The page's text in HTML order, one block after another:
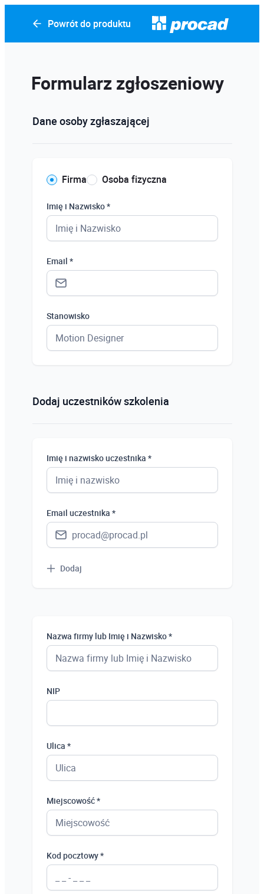
Powrót do produktu
Formularz zgłoszeniowy
Dane osoby zgłaszającej
Firma Osoba fizyczna
Imię i Nazwisko *
Email *
Stanowisko
Dodaj uczestników szkolenia
Imię i nazwisko uczestnika *
Email uczestnika *
Dodaj
Nazwa firmy lub Imię i Nazwisko *
NIP
Ulica *
Miejscowość *
Kod pocztowy *
Uczeń
Bezrobotny